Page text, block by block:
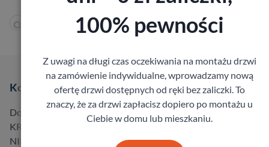
Kontakt
Dobre Drzwi Bukowski Sp.k.
KRS 0000612853,
NIP 8961550119
100% pewności
Z uwagi na długi czas oczekiwania na montażu drzwi
na zamówienie indywidualne, wprowadzamy nową
ofertę drzwi dostępnych od ręki bez zaliczki. To
znaczy, że za drzwi zapłacisz dopiero po montażu u
Ciebie w domu lub mieszkaniu.